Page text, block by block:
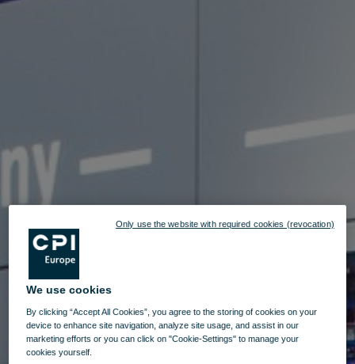
We use cookies
By clicking “Accept All Cookies”, you agree to the storing of cookies on your
device to enhance site navigation, analyze site usage, and assist in our
marketing efforts or you can click on "Cookie-Settings" to manage your
cookies yourself.
Only use the website with required cookies (revocation)